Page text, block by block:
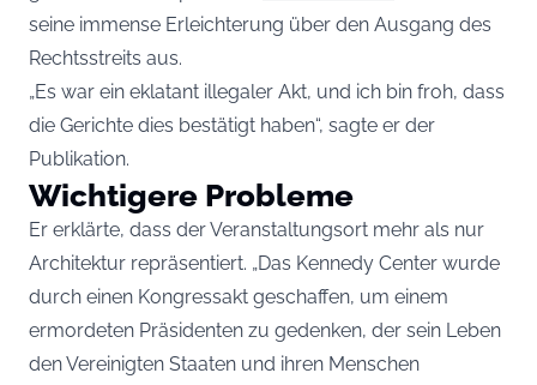
seine immense Erleichterung über den Ausgang des
Rechtsstreits aus.
„Es war ein eklatant illegaler Akt, und ich bin froh, dass
die Gerichte dies bestätigt haben“, sagte er der
Publikation.
Wichtigere Probleme
Er erklärte, dass der Veranstaltungsort mehr als nur
Architektur repräsentiert. „Das Kennedy Center wurde
durch einen Kongressakt geschaffen, um einem
ermordeten Präsidenten zu gedenken, der sein Leben
den Vereinigten Staaten und ihren Menschen